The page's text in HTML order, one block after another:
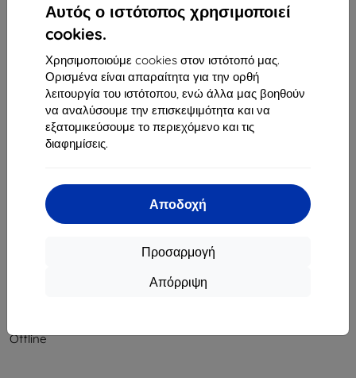
Αυτός ο ιστότοπος χρησιμοποιεί
cookies.
Χρησιμοποιούμε cookies στον ιστότοπό μας.
Ορισμένα είναι απαραίτητα για την ορθή
λειτουργία του ιστότοπου, ενώ άλλα μας βοηθούν
να αναλύσουμε την επισκεψιμότητα και να
εξατομικεύσουμε το περιεχόμενο και τις
διαφημίσεις.
Αποδοχή
Προσαρμογή
Απόρριψη
Οδός Rudolfa Mocka 3750/2A
841 04 Bratislava
Αριθμός Μητρώου Εταιρείας:46701494
ΑΦΜ ΦΠΑ:SK2023549671
Επικοινωνία
info@top4mobile.eu
Offline